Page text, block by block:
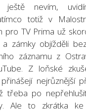
ještě nevím,
totiž v
pro TV Prima už
zámky objížděli
záznamu z
Z loňské
nejrůznější
třeba po
Ale to zkrátka ke